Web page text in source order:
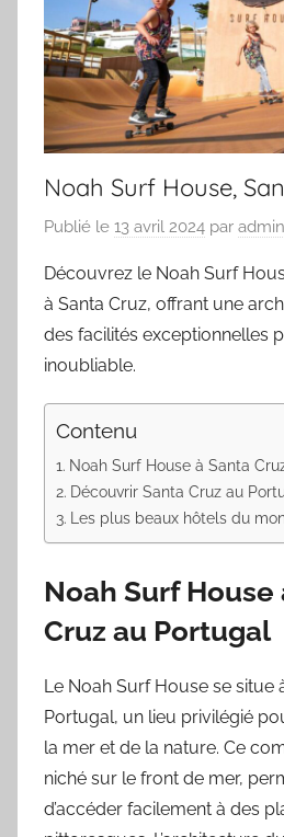
Noah Surf House,
Publié le 13 avril 2024 par admin
Découvrez le Noah Surf
à Santa Cruz, offrant une
des facilités exceptionnelles
inoubliable.
Contenu
Noah Surf House à Santa
Découvrir Santa Cruz au
Les plus beaux hôtels du
Noah Surf House
Cruz au Portugal
Le Noah Surf House se situe
Portugal, un lieu privilégié
la mer et de la nature. Ce
niché sur le front de mer,
d’accéder facilement à des